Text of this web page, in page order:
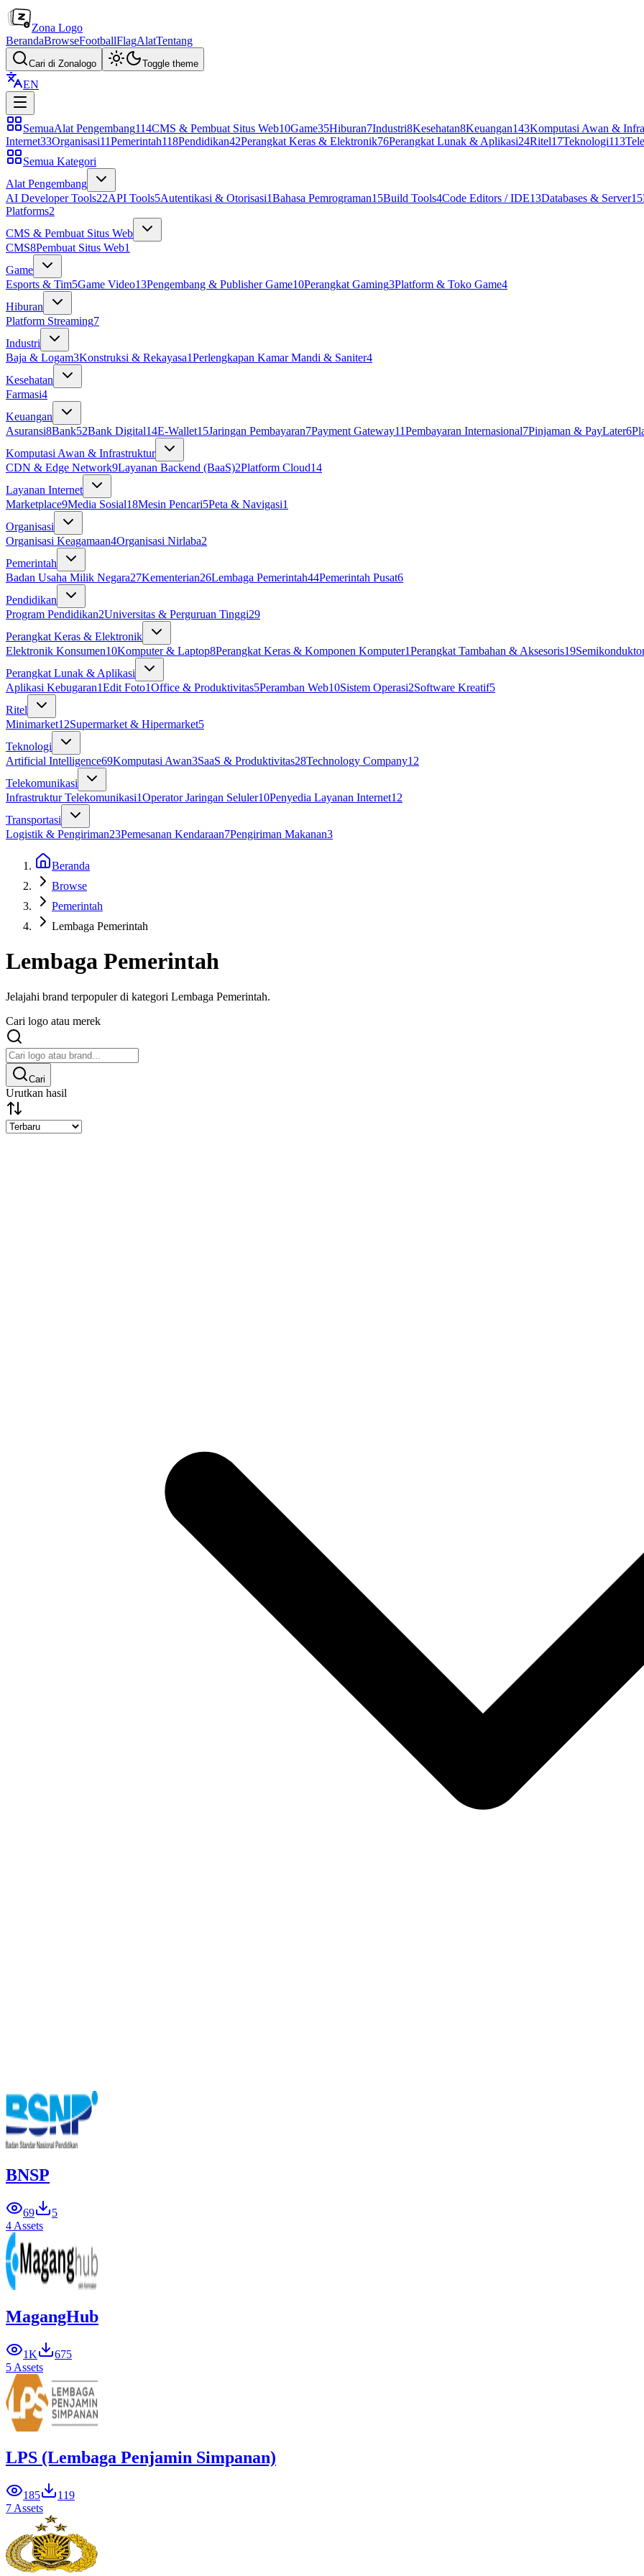
Zona Logo
BerandaBrowseFootballFlagAlatTentang
Cari di Zonalogo Toggle theme
EN
SemuaAlat Pengembang114CMS & Pembuat Situs Web10Game35Hiburan7Industri8Kesehatan8Keuangan143Komputasi Awan &
Internet33Organisasi11Pemerintah118Pendidikan42Perangkat Keras & Elektronik76Perangkat Lunak & Aplikasi24Ritel17Teknologi113
Semua Kategori
Alat Pengembang
AI Developer Tools22API Tools5Autentikasi & Otorisasi1Bahasa Pemrograman15Build Tools4Code Editors / IDE13Databases & Server15
Platforms2
CMS & Pembuat Situs Web
CMS8Pembuat Situs Web1
Game
Esports & Tim5Game Video13Pengembang & Publisher Game10Perangkat Gaming3Platform & Toko Game4
Hiburan
Platform Streaming7
Industri
Baja & Logam3Konstruksi & Rekayasa1Perlengkapan Kamar Mandi & Saniter4
Kesehatan
Farmasi4
Keuangan
Asuransi8Bank52Bank Digital14E-Wallet15Jaringan Pembayaran7Payment Gateway11Pembayaran Internasional7Pinjaman & PayLater6
Komputasi Awan & Infrastruktur
CDN & Edge Network9Layanan Backend (BaaS)2Platform Cloud14
Layanan Internet
Marketplace9Media Sosial18Mesin Pencari5Peta & Navigasi1
Organisasi
Organisasi Keagamaan4Organisasi Nirlaba2
Pemerintah
Badan Usaha Milik Negara27Kementerian26Lembaga Pemerintah44Pemerintah Pusat6
Pendidikan
Program Pendidikan2Universitas & Perguruan Tinggi29
Perangkat Keras & Elektronik
Elektronik Konsumen10Komputer & Laptop8Perangkat Keras & Komponen Komputer1Perangkat Tambahan & Aksesoris19
Perangkat Lunak & Aplikasi
Aplikasi Kebugaran1Edit Foto1Office & Produktivitas5Peramban Web10Sistem Operasi2Software Kreatif5
Ritel
Minimarket12Supermarket & Hipermarket5
Teknologi
Artificial Intelligence69Komputasi Awan3SaaS & Produktivitas28Technology Company12
Telekomunikasi
Infrastruktur Telekomunikasi1Operator Jaringan Seluler10Penyedia Layanan Internet12
Transportasi
Logistik & Pengiriman23Pemesanan Kendaraan7Pengiriman Makanan3
Beranda
Browse
Pemerintah
Lembaga Pemerintah
Lembaga Pemerintah
Jelajahi brand terpopuler di kategori Lembaga Pemerintah.
Cari logo atau merek
Cari
Urutkan hasil
BNSP
69
5
4 Assets
MagangHub
1K
675
5 Assets
LPS (Lembaga Penjamin Simpanan)
185
119
7 Assets